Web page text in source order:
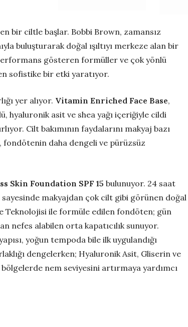
bir ciltle başlar. Bobbi Brown, zamansız
buluşturarak doğal ışıltıyı merkeze alan bir
gösteren formüller ve çok yönlü
sofistike bir etki yaratıyor.
yer alıyor. Vitamin Enriched Face Base,
asit ve shea yağı içeriğiyle cildi
Cilt bakımının faydalarını makyaj bazı
daha dengeli ve pürüzsüz
Skin Foundation SPF 15 bulunuyor. 24 saat
sayesinde makyajdan çok cilt gibi görünen doğal
Teknolojisi ile formüle edilen fondöten; gün
nefes alabilen orta kapatıcılık sunuyor.
yoğun tempoda bile ilk uygulandığı
dengelerken; Hyaluronik Asit, Gliserin ve
nem seviyesini artırmaya yardımcı